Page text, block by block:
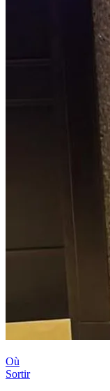
Où
Sortir